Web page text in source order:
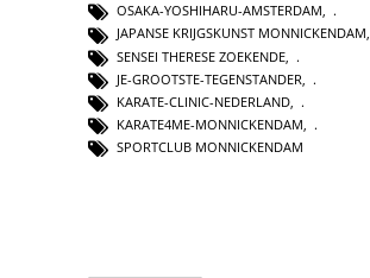
OSAKA-YOSHIHARU-AMSTERDAM,
JAPANSE KRIJGSKUNST MONNICKENDAM,
SENSEI THERESE ZOEKENDE
JE-GROOTSTE-TEGENSTANDER
KARATE-CLINIC-NEDERLAND
KARATE4ME-MONNICKENDAM
SPORTCLUB MONNICKENDAM